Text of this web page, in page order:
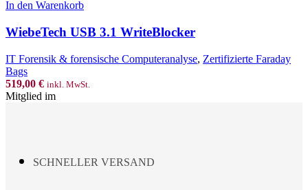
USB
WriteBlocker
Menge
In den Warenkorb
WiebeTech USB 3.1 WriteBlocker
IT Forensik & forensische Computeranalyse, Zertifizierte Faraday
Bags
519,00 € inkl. MwSt.
Mitglied im
SCHNELLER VERSAND